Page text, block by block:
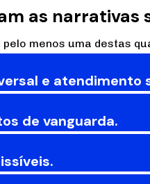
as narrativas
menos uma destas
e atendimento
de vanguarda.